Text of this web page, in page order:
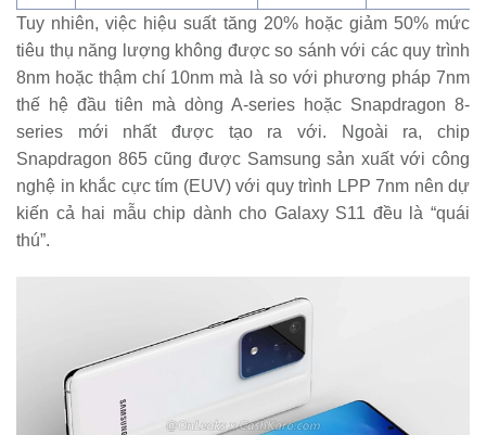
Tuy nhiên, việc hiệu suất tăng 20% ​​hoặc giảm 50% mức
tiêu thụ năng lượng không được so sánh với các quy trình
8nm hoặc thậm chí 10nm mà là so với phương pháp 7nm
thế hệ đầu tiên mà dòng A-series hoặc Snapdragon 8-
series mới nhất được tạo ra với. Ngoài ra, chip
Snapdragon 865 cũng được Samsung sản xuất với công
nghệ in khắc cực tím (EUV) với quy trình LPP 7nm nên dự
kiến cả hai mẫu chip dành cho Galaxy S11 đều là “quái
thú”.